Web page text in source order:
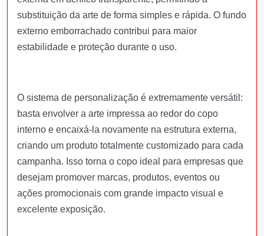
substituição da arte de forma simples e rápida. O fundo
externo emborrachado contribui para maior
estabilidade e proteção durante o uso.
O sistema de personalização é extremamente versátil:
basta envolver a arte impressa ao redor do copo
interno e encaixá-la novamente na estrutura externa,
criando um produto totalmente customizado para cada
campanha. Isso torna o copo ideal para empresas que
desejam promover marcas, produtos, eventos ou
ações promocionais com grande impacto visual e
excelente exposição.